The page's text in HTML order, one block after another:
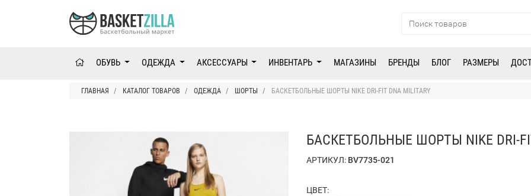
ОБУВЬ ОДЕЖДА АКСЕССУАРЫ ИНВЕНТАРЬ МАГАЗИНЫ БРЕНДЫ БЛОГ РАЗМЕРЫ
ГЛАВНАЯ КАТАЛОГ ТОВАРОВ ОДЕЖДА ШОРТЫ БАСКЕТБОЛЬНЫЕ ШОРТЫ NIKE DRI-FIT DNA MILITARY
БАСКЕТБОЛЬНЫЕ ШОРТЫ NIKE DRI-
АРТИКУЛ: BV7735-021
ЦВЕТ: